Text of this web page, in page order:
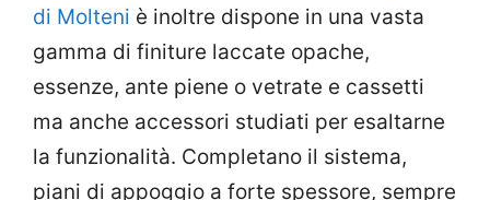
di Molteni è inoltre dispone in una vasta
gamma di finiture laccate opache,
essenze, ante piene o vetrate e cassetti
ma anche accessori studiati per esaltarne
la funzionalità. Completano il sistema,
piani di appoggio a forte spessore, sempre